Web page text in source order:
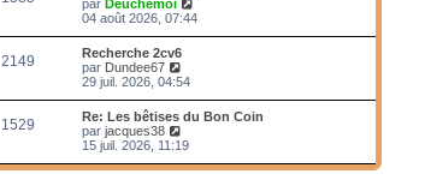
e
e
r
m
e
s
s
a
g
e
parDeuchémoi
o
e
r
e
r
04 août 2026, 07:44
2149
Recherche 2cv6
par Dundee67
o
r
l
e
d
e
29 juil. 2026, 04:54
1529
Re: Les bêtises du Bon Coin
parjacques38
o
r
15 juil. 2026, 11:19